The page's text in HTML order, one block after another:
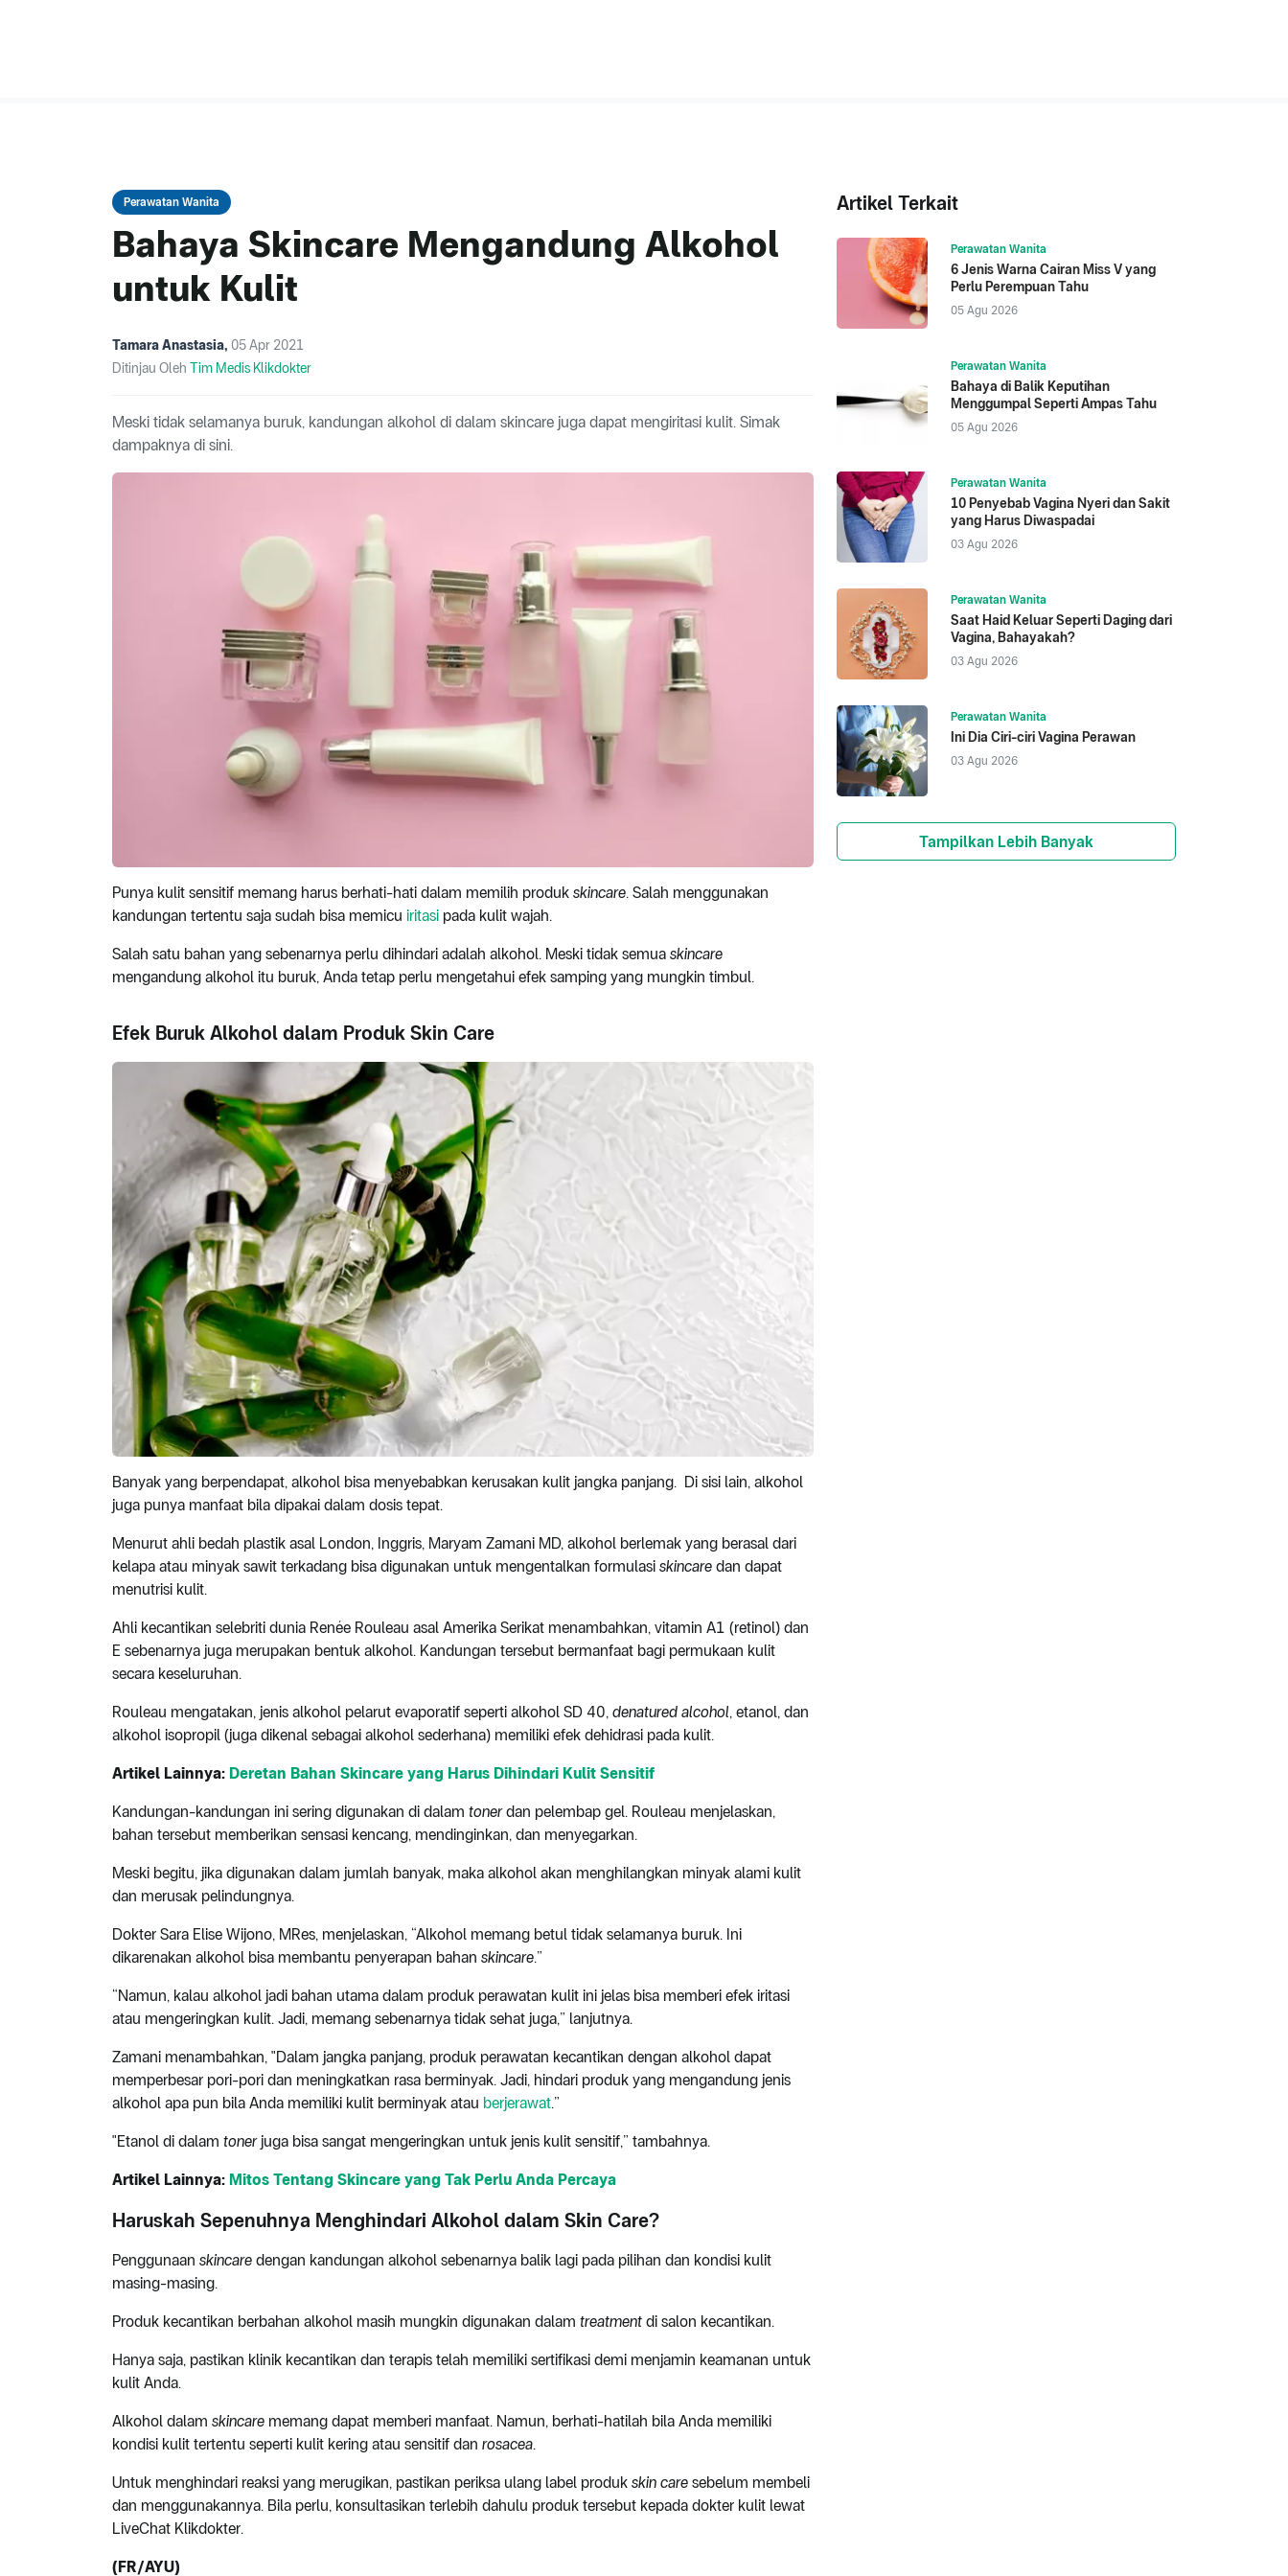
Perawatan Wanita
Bahaya Skincare Mengandung Alkohol
untuk Kulit
Tamara Anastasia, 05 Apr 2021
Ditinjau Oleh Tim Medis Klikdokter
Meski tidak selamanya buruk, kandungan alkohol di dalam skincare juga dapat mengiritasi kulit. Simak
dampaknya di sini.
Punya kulit sensitif memang harus berhati-hati dalam memilih produk skincare. Salah menggunakan
kandungan tertentu saja sudah bisa memicu iritasi pada kulit wajah.
Salah satu bahan yang sebenarnya perlu dihindari adalah alkohol. Meski tidak semua skincare
mengandung alkohol itu buruk, Anda tetap perlu mengetahui efek samping yang mungkin timbul.
Efek Buruk Alkohol dalam Produk Skin Care
Banyak yang berpendapat, alkohol bisa menyebabkan kerusakan kulit jangka panjang. Di sisi lain, alkohol
juga punya manfaat bila dipakai dalam dosis tepat.
Menurut ahli bedah plastik asal London, Inggris, Maryam Zamani MD, alkohol berlemak yang berasal dari
kelapa atau minyak sawit terkadang bisa digunakan untuk mengentalkan formulasi skincare dan dapat
menutrisi kulit.
Ahli kecantikan selebriti dunia Renée Rouleau asal Amerika Serikat menambahkan, vitamin A1 (retinol) dan
E sebenarnya juga merupakan bentuk alkohol. Kandungan tersebut bermanfaat bagi permukaan kulit
secara keseluruhan.
Rouleau mengatakan, jenis alkohol pelarut evaporatif seperti alkohol SD 40, denatured alcohol, etanol, dan
alkohol isopropil (juga dikenal sebagai alkohol sederhana) memiliki efek dehidrasi pada kulit.
Artikel Lainnya: Deretan Bahan Skincare yang Harus Dihindari Kulit Sensitif
Kandungan-kandungan ini sering digunakan di dalam tonerdan pelembap gel. Rouleau menjelaskan,
bahan tersebut memberikan sensasi kencang, mendinginkan, dan menyegarkan.
Meski begitu, jika digunakan dalam jumlah banyak, maka alkohol akan menghilangkan minyak alami kulit
dan merusak pelindungnya.
Dokter Sara Elise Wijono, MRes, menjelaskan, “Alkohol memang betul tidak selamanya buruk. Ini
dikarenakan alkohol bisa membantu penyerapan bahan skincare.”
“Namun, kalau alkohol jadi bahan utama dalam produk perawatan kulit ini jelas bisa memberi efek iritasi
atau mengeringkan kulit. Jadi, memang sebenarnya tidak sehat juga,” lanjutnya.
Zamani menambahkan, "Dalam jangka panjang, produk perawatan kecantikan dengan alkohol dapat
memperbesar pori-pori dan meningkatkan rasa berminyak. Jadi, hindari produk yang mengandung jenis
alkohol apa pun bila Anda memiliki kulit berminyak atau berjerawat.”
"Etanol di dalam tonerjuga bisa sangat mengeringkan untuk jenis kulit sensitif,” tambahnya.
Artikel Lainnya: Mitos Tentang Skincare yang Tak Perlu Anda Percaya
Haruskah Sepenuhnya Menghindari Alkohol dalam Skin Care?
Penggunaan skincare dengan kandungan alkohol sebenarnya balik lagi pada pilihan dan kondisi kulit
masing-masing.
Produk kecantikan berbahan alkohol masih mungkin digunakan dalam treatment di salon kecantikan.
Hanya saja, pastikan klinik kecantikan dan terapis telah memiliki sertifikasi demi menjamin keamanan untuk
kulit Anda.
Alkohol dalam skincare memang dapat memberi manfaat. Namun, berhati-hatilah bila Anda memiliki
kondisi kulit tertentu seperti kulit kering atau sensitif dan rosacea.
Untuk menghindari reaksi yang merugikan, pastikan periksa ulang label produk skin care sebelum membeli
dan menggunakannya. Bila perlu, konsultasikan terlebih dahulu produk tersebut kepada dokter kulit lewat
LiveChat Klikdokter.
(FR/AYU)
Artikel Terkait
Perawatan Wanita
6 Jenis Warna Cairan Miss V yang
Perlu Perempuan Tahu
05 Agu 2026
Perawatan Wanita
Bahaya di Balik Keputihan
Menggumpal Seperti Ampas Tahu
05 Agu 2026
Perawatan Wanita
10 Penyebab Vagina Nyeri dan Sakit
yang Harus Diwaspadai
03 Agu 2026
Perawatan Wanita
Saat Haid Keluar Seperti Daging dari
Vagina, Bahayakah?
03 Agu 2026
Perawatan Wanita
Ini Dia Ciri-ciri Vagina Perawan
03 Agu 2026
Tampilkan Lebih Banyak